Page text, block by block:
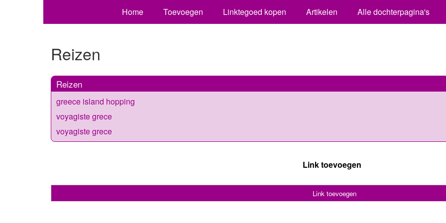
Home Toevoegen Linktegoed kopen Artikelen Alle dochterpagina's
Reizen
Reizen
greece island hopping
voyagiste grece
voyagiste grece
Link toevoegen
Link toevoegen